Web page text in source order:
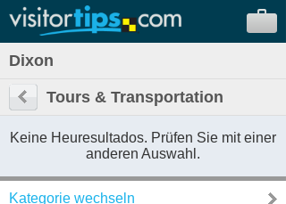
Dixon
Tours & Transportation
Keine Heuresultados. Prüfen Sie mit einer
anderen Auswahl.
Kategorie wechseln